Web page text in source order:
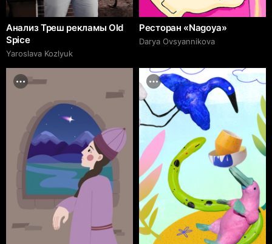
Анализ Треш рекламы Old
Spice
Yaroslava Kozlyuk
Ресторан «Nagoya»
Darya Ovsyannikova